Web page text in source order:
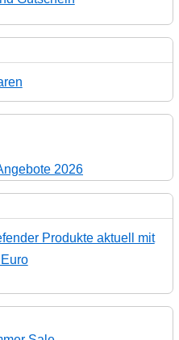
Produkte aktuell mit